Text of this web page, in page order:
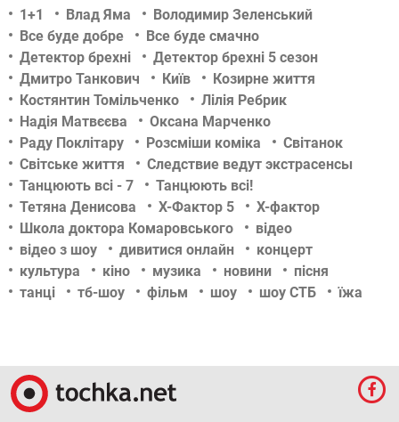
1+1 Влад Яма
Володимир Зеленський
Все буде добре
Все буде смачно
Детектор брехні
Детектор брехні 5 сезон
Дмитро Танкович
Київ
Козирне життя
Костянтин Томільченко
Лілія Ребрик
Надія Матвєєва
Оксана Марченко
Раду Поклітару
Розсміши коміка
Світанок
Світське життя
Следствие ведут экстрасенсы
Танцюють всі - 7
Танцюють всі!
Тетяна Денисова
Х-Фактор 5
Х-фактор
Школа доктора Комаровського
відео
відео з шоу
дивитися онлайн
концерт
культура
кіно музика новини
пісня
танці
тб-шоу фільм шоу шоу СТБ їжа